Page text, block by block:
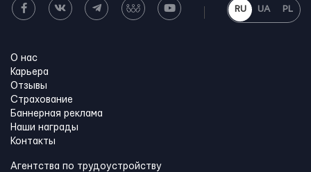
RU UA PL
О нас
Карьера
Отзывы
Страхование
Баннерная реклама
Наши награды
Контакты
Агентства по трудоустройству